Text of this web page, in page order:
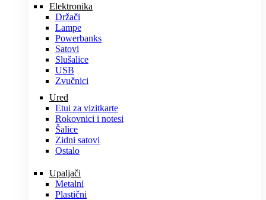
Elektronika
Držači
Lampe
Powerbanks
Satovi
Slušalice
USB
Zvučnici
Ured
Etui za vizitkarte
Rokovnici i notesi
Šalice
Zidni satovi
Ostalo
Upaljači
Metalni
Plastični